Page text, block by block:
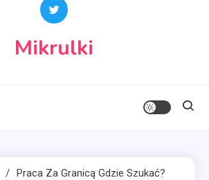
Mikrulki
Praca Za Granicą Gdzie Szukać?